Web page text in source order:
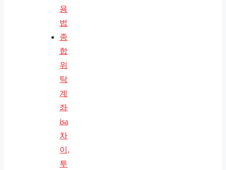
용
법
종
합
위
탁
계
좌
isa
차
이,
투